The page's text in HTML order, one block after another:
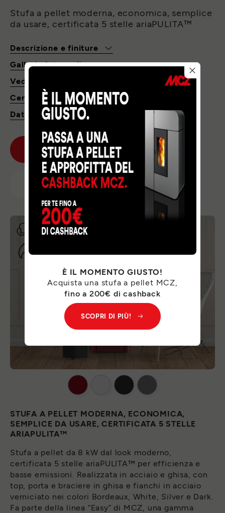
Stufa a pellet moderna, economica, semplice
da usare, certificata 5 stelle ariaPULITA™
Descrizione e finiture
Galleria fotografica
Vedi a casa tua
Certificazioni
Dati tecnici e download
CHIEDI PREVENTIVO
TROVA RIVENDITORE
STUFA A PELLET MODERNA, ECONOMICA,
SEMPLICE DA USARE, CERTIFICATA 5 STELLE
ARIAPULITA™
Stufa a pellet da 8 kW dal look moderno,
certificata 5 stelle ariaPULITA™ per efficienza e
basse emissioni. Realizzata in acciaio e ghisa, con
top, porta e braciere in ghisa e fianchi in acciaio
verniciato nei colori Bordeaux, White, Silver e Dark.
Fa parte della linea “Easy” di MCZ, una gamma
È IL MOMENTO GIUSTO!
Acquista una stufa a pellet MCZ,
fino a 200€ di cashback
SCOPRI DI PIÙ!